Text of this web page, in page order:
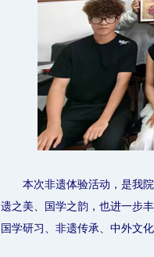
本次非遗体验活动，是我
遗之美、国学之韵，也进一步
国学研习、非遗传承、中外文